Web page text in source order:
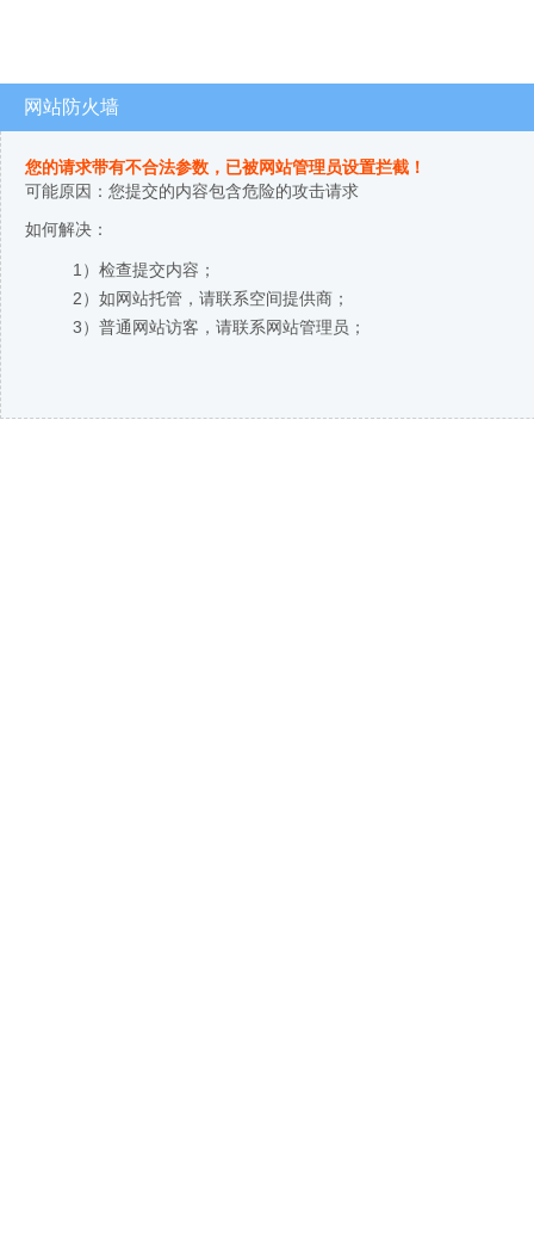
网站防火墙
您的请求带有不合法参数，已被网站管理员设置拦截！
可能原因：您提交的内容包含危险的攻击请求
如何解决：
1）检查提交内容；
2）如网站托管，请联系空间提供商；
3）普通网站访客，请联系网站管理员；